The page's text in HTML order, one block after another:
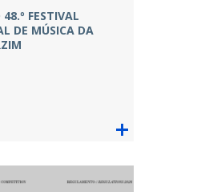
FESTIVAL
DE MÚSICA DA